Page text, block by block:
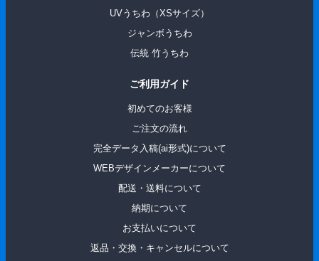
UVうちわ（XSサイズ）
ジャンボうちわ
伝統 ⽵うちわ
ご利用ガイド
初めてのお客様
ご注文の流れ
完全データ入稿(ai形式)について
WEBデザインメーカーについて
配送・送料について
納期について
お支払いについて
返品・交換・キャンセルについて